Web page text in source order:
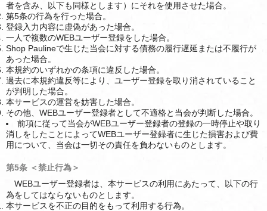
者を含み、以下も同様とします）にそれを使用させた場合。
第5条の行為を行った場合。
登録入力内容に虚偽があった場合。
一人で複数のWEBユーザー登録をした場合。
Shop Paulineで生じた当会に対する債務の履行遅延または不履行が
あった場合。
本規約のいずれかの条項に違反した場合。
過去に本規約違反等により、ユーザー登録を取り消されていること
が判明した場合。
本サービスの運営を妨害した場合。
その他、WEBユーザー登録者として不適格と当会が判断した場合。
前項に従って当会がWEBユーザー登録者の登録の一時停止や取り
消しをしたことによってWEBユーザー登録者に生じた損害および費
用について、当会は一切その責任を負わないものとします。
第5条 ＜禁止行為＞
WEBユーザー登録者は、本サービスの利用にあたって、以下の行
為をしてはならないものとします。
本サービスを不正の目的をもって利用する行為。